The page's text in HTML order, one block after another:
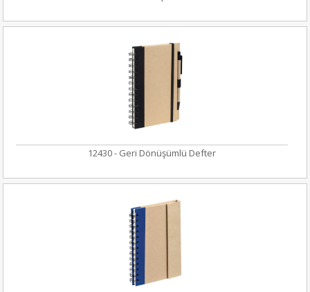
12430 - Geri Dönüşümlü Defter